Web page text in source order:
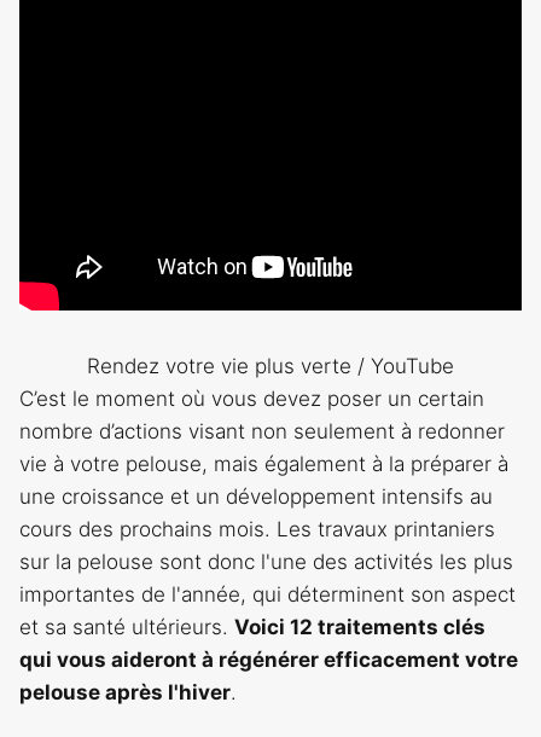
Rendez votre vie plus verte / YouTube
C’est le moment où vous devez poser un certain
nombre d’actions visant non seulement à redonner
vie à votre pelouse, mais également à la préparer à
une croissance et un développement intensifs au
cours des prochains mois. Les travaux printaniers
sur la pelouse sont donc l'une des activités les plus
importantes de l'année, qui déterminent son aspect
et sa santé ultérieurs. Voici 12 traitements clés
qui vous aideront à régénérer efficacement votre
pelouse après l'hiver.